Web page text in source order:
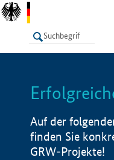
LISTE
Auf der
finden Sie
GRW-Projekte!